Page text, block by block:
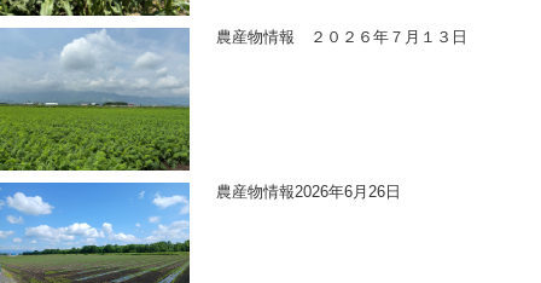
農産物情報 ２０２６年７月１３日
農産物情報2026年6月26日